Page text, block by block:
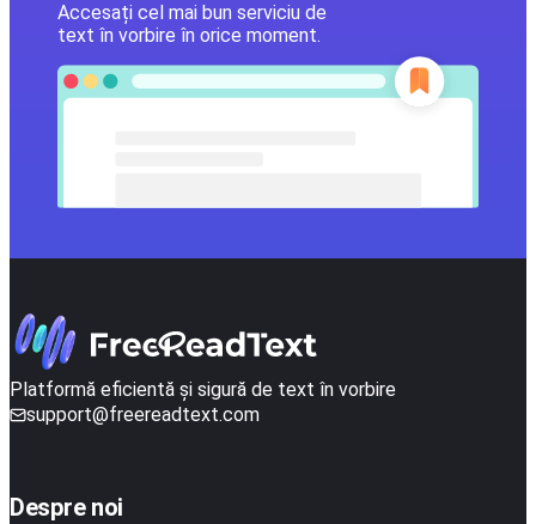
Accesați cel mai bun serviciu de
text în vorbire în orice moment.
Platformă eficientă și sigură de text în vorbire
support@freereadtext.com
Despre noi